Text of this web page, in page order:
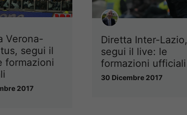
Verona-
segui il
formazioni
2017
Diretta Inter-Lazio,
segui il live: le
formazioni ufficiali
30 Dicembre 2017